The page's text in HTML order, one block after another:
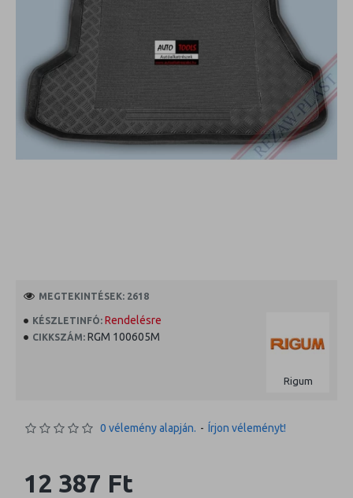
KÉSZLETINFÓ: Rendelésre
CIKKSZÁM: RGM 100605M
Rigum
MEGTEKINTÉSEK: 2618
0 vélemény alapján. - Írjon véleményt!
12 387 Ft